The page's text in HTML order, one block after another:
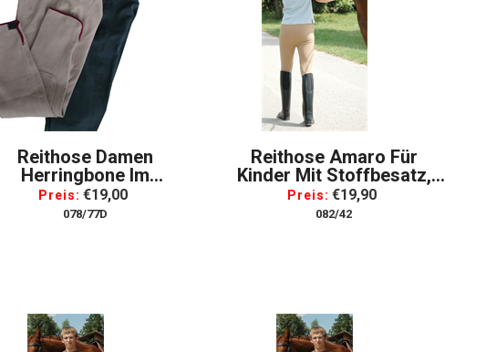
Reithose Damen
Herringbone Im
Fischgrätdesign Mit
Stoffbesatz, Gr. 44
Preis: €19,00
078/77D
Reithose Amaro Für
Kinder Mit Stoffbesatz,
Baumwolle, Gr. 164
Preis: €19,90
082/42